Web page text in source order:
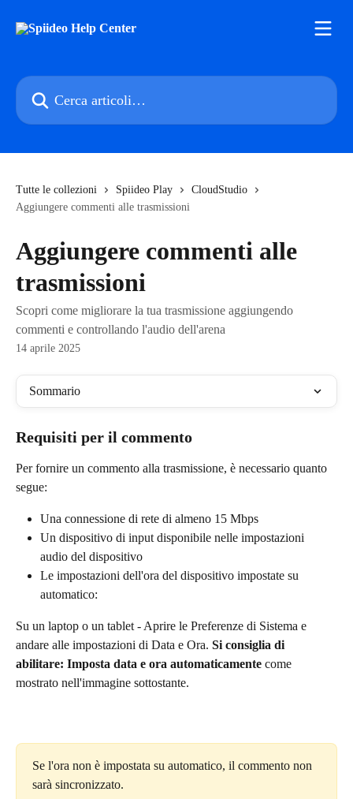
Cerca articoli…
Tutte le collezioni Spiideo Play
CloudStudio
Aggiungere commenti alle trasmissioni
Aggiungere commenti alle
trasmissioni
Scopri come migliorare la tua trasmissione aggiungendo
commenti e controllando l'audio dell'arena
14 aprile 2025
Sommario
Requisiti per il commento
Per fornire un commento alla trasmissione, è necessario quanto
segue:
Una connessione di rete di almeno 15 Mbps
Un dispositivo di input disponibile nelle impostazioni
audio del dispositivo
Le impostazioni dell'ora del dispositivo impostate su
automatico:
Su un laptop o un tablet - Aprire le Preferenze di Sistema e
andare alle impostazioni di Data e Ora. Si consiglia di
abilitare: Imposta data e ora automaticamente come
mostrato nell'immagine sottostante.
Se l'ora non è impostata su automatico, il commento non
sarà sincronizzato.